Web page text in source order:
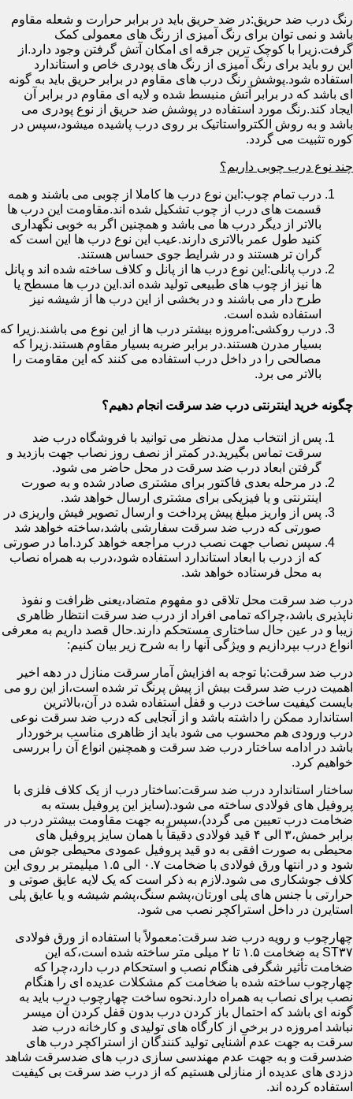
رنگ درب ضد حریق:در ضد حریق باید در برابر حرارت و شعله مقاوم
باشد و نمی توان برای رنگ آمیزی از رنگ های معمولی کمک
گرفت.زیرا با کوچک ترین جرقه ای امکان آتش گرفتن وجود دارد.از
این رو باید برای رنگ آمیزی از رنگ های پودری خاص و استاندارد
استفاده شود.پوشش رنگ درب های مقاوم در برابر حریق باید به گونه
ای باشد که در برابر آتش منبسط شده و لایه ای مقاوم در برابر آن
ایجاد کند.رنگ مورد استفاده در پوشش ضد حریق از نوع پودری می
باشد و به روش الکترواستاتیک بر روی درب پاشیده میشود،سپس در
کوره تثبیت می گردد.
چند نوع درب چوبی داریم؟
درب تمام چوب:این نوع درب ها کاملا از چوبی می باشند و همه
قسمت های درب از چوب تشکیل شده اند.مقاومت این درب ها
بالاتر از دیگر درب ها می باشد و همچنین اگر به خوبی نگهداری
کنید طول عمر بالاتری دارند.عیب این نوع درب ها این است که
گران تر هستند و در شرایط جوی حساس هستند.
درب پانلی:این نوع درب ها از پانل و کلاف ساخته شده اند و پانل
ها نیز از چوب های طبیعی تولید شده اند.این درب ها مسطح یا
طرح دار می باشند و در بخشی از این درب ها از شیشه نیز
استفاده شده است.
درب روکشی:امروزه بیشتر درب ها از این نوع می باشند.زیرا که
بسیار مدرن هستند.در برابر ضربه بسیار مقاوم هستند.زیرا که
مصالحی را در داخل درب استفاده می کنند که این مقاومت را
بالاتر می برد.
چگونه خرید اینترنتی درب ضد سرقت انجام دهیم؟
پس از انتخاب مدل مدنظر می توانید با فروشگاه درب ضد
سرقت تماس بگیرید.در کمتر از نصف روز نصاب جهت بازدید و
گرفتن ابعاد درب ضد سرقت در محل حاضر می شود.
در مرحله بعدی فاکتور برای مشتری صادر شده و به صورت
اینترنتی و یا فیزیکی برای مشتری ارسال خواهد شد.
پس از واریز مبلغ پیش پرداخت و ارسال تصویر فیش واریزی در
صورتی که درب ضد سرقت سفارشی باشد،ساخته خواهد شد
سپس نصاب جهت نصب درب مراجعه خواهد کرد.اما در صورتی
که از درب با ابعاد استاندارد استفاده شود،درب به همراه نصاب
به محل فرستاده خواهد شد.
درب ضد سرقت محل تلاقی دو مفهوم متضاد،یعنی ظرافت و نفوذ
ناپذیری باشد،چراکه تمامی افراد از درب ضد سرقت انتظار ظاهری
زیبا و در عین حال ساختاری مستحکم دارند.حال قصد داریم به معرفی
انواع درب بپردازیم و ویژگی آنها را به شرح زیر بیان کنیم:
درب ضد سرقت:با توجه به افزایش آمار سرقت منازل در دهه اخیر
اهمیت درب ضد سرقت بیش از پیش پرنگ تر شده است،از این رو می
بایست کیفیت ساخت درب و قفل استفاده شده در آن،بالاترین
استاندارد ممکن را داشته باشد و از آنجایی که درب ضد سرقت نوعی
درب ورودی هم محسوب می شود باید از ظاهری مناسب برخوردار
باشد در ادامه ساختار درب ضد سرقت و همچنین انواع آن را بررسی
خواهیم کرد.
ساختار استاندارد درب ضد سرقت:ساختار درب از یک کلاف فلزی با
پروفیل های فولادی ساخته می شود.(سایز این پروفیل بسته به
ضخامت درب تعیین می گردد)،سپس به جهت مقاومت بیشتر درب در
برابر خمش،۳ الی ۴ قید فولادی دقیقاً با همان سایز پروفیل های
محیطی به صورت افقی به دو قید پروفیل عمودی محیطی جوش می
شود و در انتها ورق فولادی با ضخامت ۰.۷ الی ۱.۵ میلیمتر بر روی این
کلاف جوشکاری می شود.لازم به ذکر است که یک لایه عایق صوتی و
حرارتی با جنس های پلی اورتان،پشم سنگ،پشم شیشه و یا عایق پلی
استایرن در داخل استراکچر نصب می شود.
چهارچوب و رویه درب ضد سرقت:معمولاً با استفاده از ورق فولادی
ST۳۷ به ضخامت ۱.۵ تا ۲ میلی متر ساخته شده است،که این
ضخامت تأثیر شگرفی هنگام نصب و استحکام درب دارد،چرا که
چهارچوب ساخته شده با ضخامت کم مشکلات عدیده ای را هنگام
نصب برای نصاب به همراه دارد.نحوه ساخت چهارچوب درب باید به
گونه ای باشد که احتمال باز کردن درب بدون قفل کردن آن میسر
نباشد امروزه در برخی از کارگاه های تولیدی و کارخانه درب ضد
سرقت به جهت عدم آشنایی تولید کنندگان از استراکچر درب های
ضدسرقت و به جهت عدم مهندسی سازی درب های ضدسرقت شاهد
دزدی های عدیده از منازلی هستیم که از درب ضد سرقت بی کیفیت
استفاده کرده اند.